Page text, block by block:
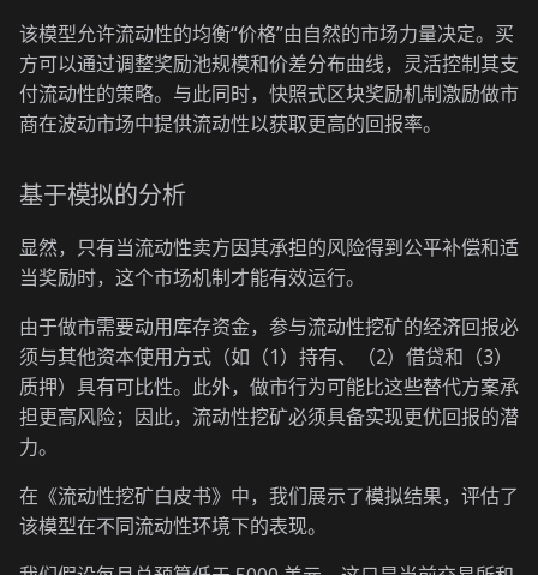
该模型允许流动性的均衡“价格”由自然的市场力量决定。买
方可以通过调整奖励池规模和价差分布曲线，灵活控制其支
付流动性的策略。与此同时，快照式区块奖励机制激励做市
商在波动市场中提供流动性以获取更高的回报率。
基于模拟的分析
显然，只有当流动性卖方因其承担的风险得到公平补偿和适
当奖励时，这个市场机制才能有效运行。
由于做市需要动用库存资金，参与流动性挖矿的经济回报必
须与其他资本使用方式（如（1）持有、（2）借贷和（3）
质押）具有可比性。此外，做市行为可能比这些替代方案承
担更高风险；因此，流动性挖矿必须具备实现更优回报的潜
力。
在《流动性挖矿白皮书》中，我们展示了模拟结果，评估了
该模型在不同流动性环境下的表现。